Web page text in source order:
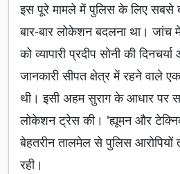
इस पूरे मामले में पुलिस के लिए सबसे
बार-बार लोकेशन बदलना था। जांच
को व्यापारी प्रदीप सोनी की
जानकारी सीपत क्षेत्र में रहने वाले
थी। इसी अहम सुराग के आधार पर
लोकेशन ट्रेस की। 'ह्यूमन और
बेहतरीन तालमेल से पुलिस
रही।